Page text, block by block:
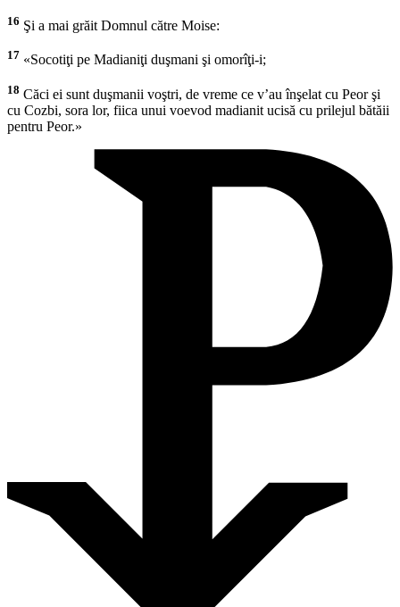
16 Şi a mai grăit Domnul către Moise:
17 «Socotiţi pe Madianiţi duşmani şi omorîţi-i;
18 Căci ei sunt duşmanii voştri, de vreme ce v’au înşelat cu Peor şi
cu Cozbi, sora lor, fiica unui voevod madianit ucisă cu prilejul bătăii
pentru Peor.»